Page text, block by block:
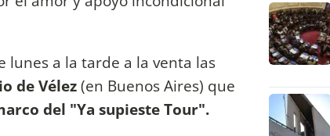
lunes a la tarde a la venta las
de Vélez(en Buenos Aires) que
del "Ya supieste Tour".